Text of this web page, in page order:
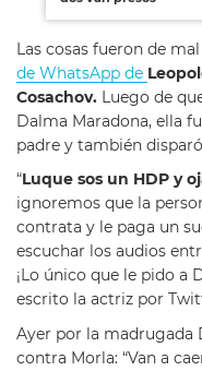
Las cosas fueron de
de WhatsApp de
Cosachov.
Luego de
Dalma Maradona, ella
padre y también
“Luque sos un HDP y
ignoremos que la
contrata y le paga un
escuchar los audios
¡Lo único que le pido a
escrito la actriz por
Ayer por la madrugada
contra Morla: “Van a